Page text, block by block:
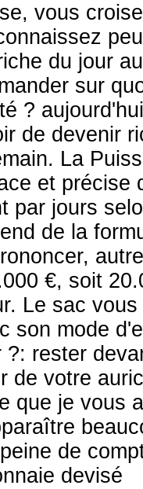
vous
du jour
sur
?
de devenir
La
et précise
par jours
de la
€, soit
Le sac
son mode
?: rester
de votre
que je vous
de
devisé